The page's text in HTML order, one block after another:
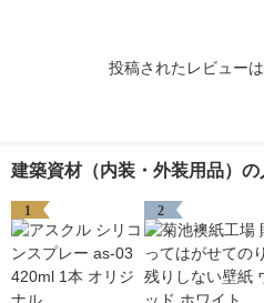
投稿されたレビュー
建築資材（内装・外装用品）
1 2